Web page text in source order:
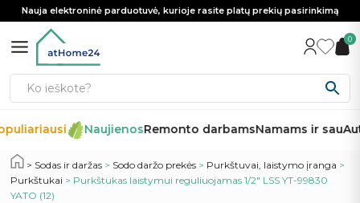
Nauja elektroninė parduotuvė, kurioje rasite platų prekių pasirinkimą
0
NaujienosRemonto darbamsNamams ir sau
Sodas ir daržas > Sodo daržo prekės > Purkštuvai, laistymo įranga >
Purkštukai > Purkštukas laistymui reguliuojamas 1/2″ LSS YT-99830
YATO (12)